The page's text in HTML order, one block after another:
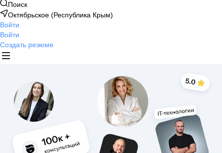
Поиск
Октябрьское (Республика Крым)
Войти
Войти
Создать резюме